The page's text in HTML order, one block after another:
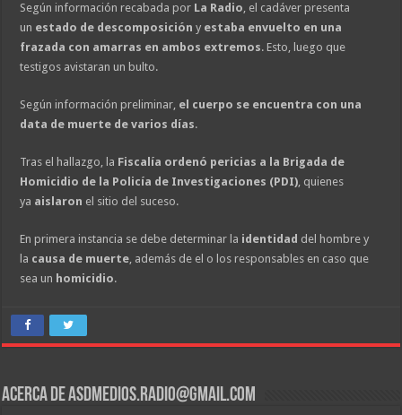
Según información recabada por La Radio, el cadáver presenta
un estado de descomposición y estaba envuelto en una
frazada con amarras en ambos extremos. Esto, luego que
testigos avistaran un bulto.
Según información preliminar, el cuerpo se encuentra con una
data de muerte de varios días.
Tras el hallazgo, la Fiscalía ordenó pericias a la Brigada de
Homicidio de la Policía de Investigaciones (PDI), quienes
ya aislaron el sitio del suceso.
En primera instancia se debe determinar la identidad del hombre y
la causa de muerte, además de el o los responsables en caso que
sea un homicidio.
Acerca de asdmedios.radio@gmail.com